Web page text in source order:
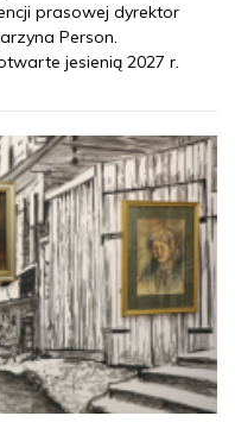
prasowej dyrektor
Person.
jesienią 2027 r.